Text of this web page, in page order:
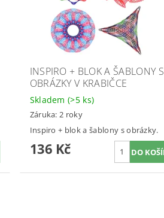
INSPIRO + BLOK A ŠABLONY S
OBRÁZKY V KRABIČCE
Skladem(>5 ks)
Záruka: 2 roky
Inspiro + blok a šablony s obrázky.
136 Kč